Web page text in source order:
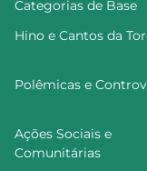
Categorias de Base
Hino e Cantos da
Polêmicas e
Ações Sociais e
Comunitárias